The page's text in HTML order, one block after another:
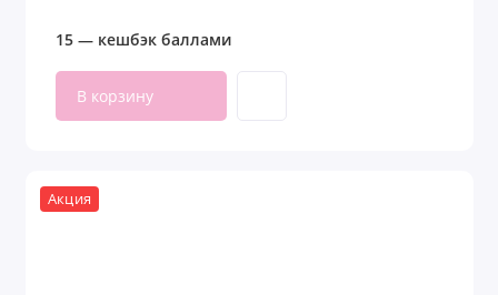
15 — кешбэк баллами
В корзину
Акция